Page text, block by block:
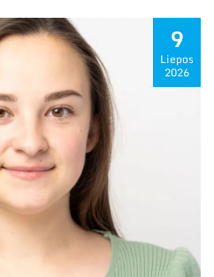
9
Liepos
2026